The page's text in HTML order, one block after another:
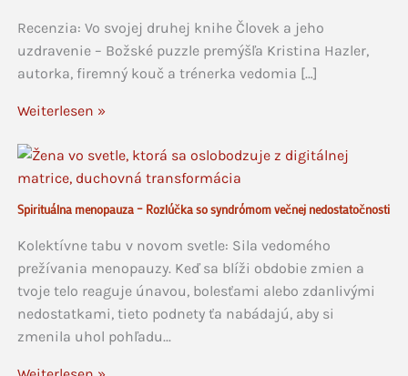
Recenzia: Vo svojej druhej knihe Človek a jeho
uzdravenie – Božské puzzle premýšľa Kristina Hazler,
autorka, firemný kouč a trénerka vedomia […]
Weiterlesen »
Spirituálna menopauza – Rozlúčka so syndrómom večnej nedostatočnosti
Kolektívne tabu v novom svetle: Sila vedomého
prežívania menopauzy. Keď sa blíži obdobie zmien a
tvoje telo reaguje únavou, bolesťami alebo zdanlivými
nedostatkami, tieto podnety ťa nabádajú, aby si
zmenila uhol pohľadu...